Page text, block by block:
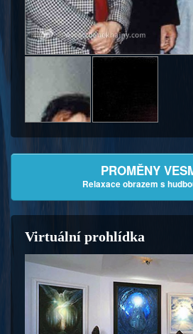
PROMĚNY
Relaxace obrazem s
Virtuální prohlídka